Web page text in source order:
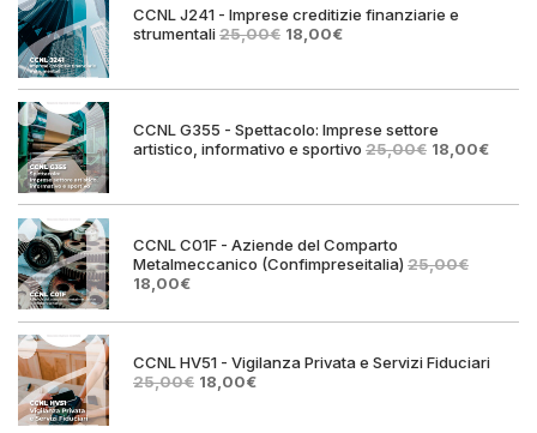
CCNL J241 - Imprese creditizie finanziarie e
strumentali25,00€ Il
era:
18,00€Il
è:
CCNL G355 - Spettacolo: Imprese settore
artistico, informativo e sportivo 25,00€ Il
era:
18,00€Il
è:
CCNL C01F - Aziende del Comparto
Metalmeccanico (Confimpreseitalia) 25,00€
Il
originale
25,00€.
18,00€Il
attuale
18,00€.
CCNL HV51 - Vigilanza Privata e Servizi Fiduciari
25,00€ Il18,00€Il